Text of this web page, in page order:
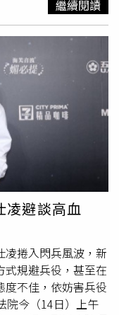
法院，張芳馨女兒已
開完之後有問過他
前，應傳喚姊弟倆
小姑才會坐牢，她失
壞事；她的先生失
絡不上，沒有其他
媽媽身上，才不得不
芳馨基於考量小孩
得好不好，是不是
為主管機關，有義
張芳馨行使親權。
追蹤紀錄及評估報
張芳馨坐牢，不易
媽的責任，張芳馨
決社會局提供社工
、家防中心調查記
論子女事務的訪談紀
社會局內部文件，
孩子沒先說所以無法
一味隱瞞資訊、未盡
，王家舜曾以壇主
兒，但他帶乾女兒出
年後，元配對林姓
元。林姓女子也以
刑3月、緩刑2年；她
但事發時她還沒滿
例》判8個月、緩
是主動找他代為照
進他家，透過社會
輾轉獲知王家舜有
合擔任監護人，已
女。北高行審理期
馨要調取的資料包
，攸關未成年子女隱
使的名義侵犯隱私。
後，有問過張芳馨的
繼續閱讀
凌避談高血
捲入閃兵風波，新
式規避兵役，甚至在
度不佳，依妨害兵役
院今（14日）上午